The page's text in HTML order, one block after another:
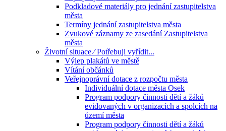
Podkladové materiály pro jednání zastupitelstva
města
Termíny jednání zastupitelstva města
Zvukové záznamy ze zasedání Zastupitelstva
města
Životní situace ⁄ Potřebuji vyřídit...
Výlep plakátů ve městě
Vítání občánků
Veřejnoprávní dotace z rozpočtu města
Individuální dotace města Osek
Program podpory činnosti dětí a žáků
evidovaných v organizacích a spolcích na
území města
Program podpory činnosti dětí a žáků